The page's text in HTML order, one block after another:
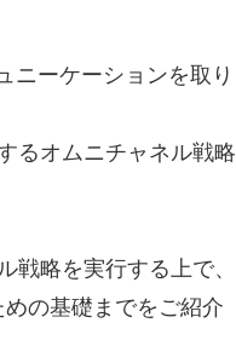
ニーケーションを取り
るオムニチャネル戦略
略を実行する上で、
の基礎までをご紹介